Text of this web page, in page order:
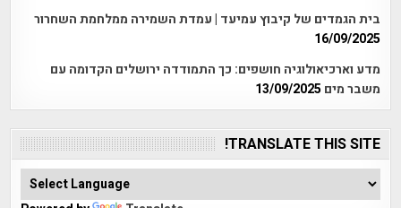
בית הגמדים של קיבוץ עמיעד | עמדת השמירה ממלחמת השחרור
16/09/2025
מדע וארכיאולוגיה חושפים: כך התמודדה ירושלים הקדומה עם
משבר מים 13/09/2025
TRANSLATE THIS SITE!